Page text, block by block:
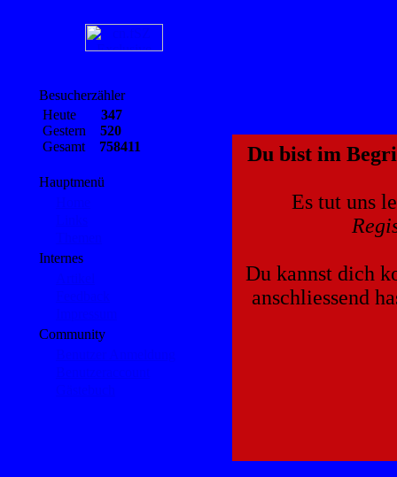
Besucherzähler
Heute 347
Gestern 520
Gesamt 758411
Hauptmenü
Internes
Community
Du bist im
Es tut uns
Du kannst dich
anschliessend